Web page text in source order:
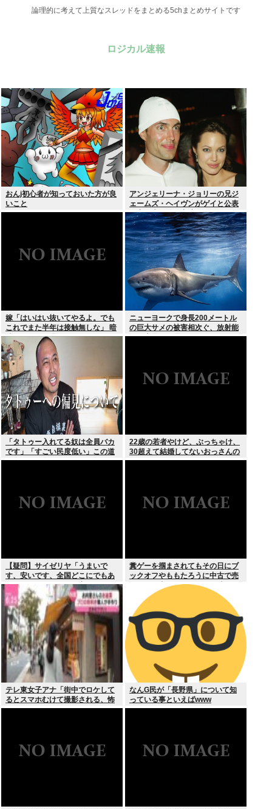
論理的に考えて上質なスレッドをまとめる5chまとめサイトです
ロジカル速報
おんj初心者が知っておいた方が良
いこと
アンジェリーナ・ジョリーの兄ジ
ェームズ・ヘイヴンがゲイと公表
元妻の生配信に出演しカミングア
ウト ヤフコメ「顔見ればわかる」
嫁「はいはい抜いてやるよ。でも
これでまた半年は接触無しな」 暗
黙のこれツラ過ぎるだろ
ニューヨークで身長200メートル
の巨大サメの被害相次ぐ、放射能
で巨大化した恐れ、Yahooニュー
「タトゥー入れてる奴は全員バカ
です」「すごい民度低い」この道
23年の彫り師YouTuberの動画が
22歳の若者やけど、ぶっちゃけ、
30超えて結婚してないおっさんの
こと見下してる
【疑問】サイゼリヤ「うまいで
す、安いです、全国どこにでもあ
ります」←こいつの弱点
糞ゲーを掴まされてもその日にブ
ックオフやももたろうに中古で売
りつける事ができなくなる時代に
テレ東女子アナ「街中でロケして
るとスマホむけて撮影される、怖
いからやめてね」
なんG民が「長野県」について知
っている事といえばwww